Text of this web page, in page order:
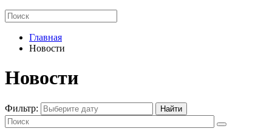
Главная
Новости
Новости
Фильтр: